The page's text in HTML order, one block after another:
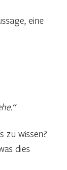
eine
zu wissen?
dies